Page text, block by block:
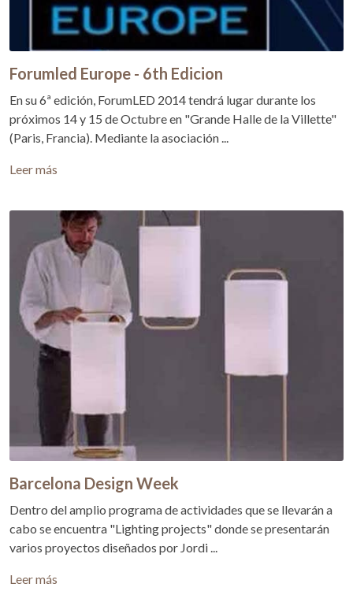
Forumled Europe - 6th Edicion
En su 6ª edición, ForumLED 2014 tendrá lugar durante los
próximos 14 y 15 de Octubre en "Grande Halle de la Villette"
(Paris, Francia). Mediante la asociación ...
Leer más
Barcelona Design Week
Dentro del amplio programa de actividades que se llevarán a
cabo se encuentra "Lighting projects" donde se presentarán
varios proyectos diseñados por Jordi ...
Leer más